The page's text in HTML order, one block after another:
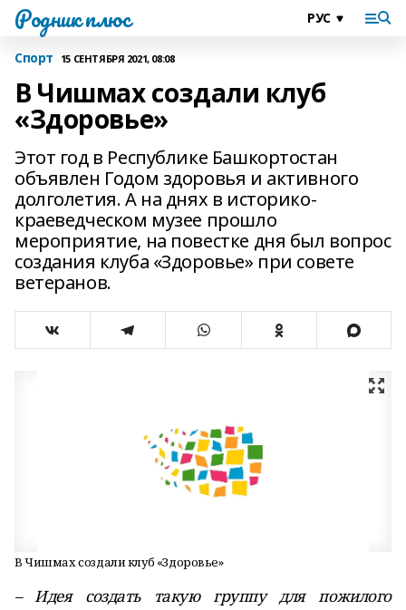
Родник плюс
Спорт 15 СЕНТЯБРЯ 2021, 08:08
В Чишмах создали клуб
«Здоровье»
Этот год в Республике Башкортостан
объявлен Годом здоровья и активного
долголетия. А на днях в историко-
краеведческом музее прошло
мероприятие, на повестке дня был вопрос
создания клуба «Здоровье» при совете
ветеранов.
В Чишмах создали клуб «Здоровье»
– Идея создать такую группу для пожилого